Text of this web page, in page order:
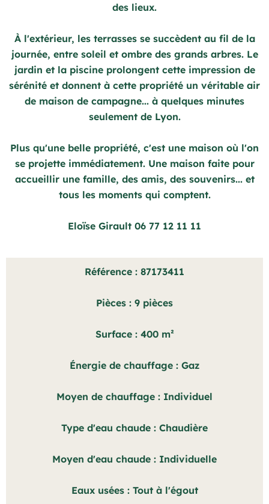
des lieux.
À l'extérieur, les terrasses se succèdent au fil de la
journée, entre soleil et ombre des grands arbres. Le
jardin et la piscine prolongent cette impression de
sérénité et donnent à cette propriété un véritable air
de maison de campagne... à quelques minutes
seulement de Lyon.
Plus qu'une belle propriété, c'est une maison où l'on
se projette immédiatement. Une maison faite pour
accueillir une famille, des amis, des souvenirs... et
tous les moments qui comptent.
Eloïse Girault 06 77 12 11 11
Référence 87173411
Pièces 9 pièces
Surface 400 m²
Énergie de chauffage Gaz
Moyen de chauffage Individuel
Type d'eau chaude Chaudière
Moyen d'eau chaude Individuelle
Eaux usées Tout à l'égout